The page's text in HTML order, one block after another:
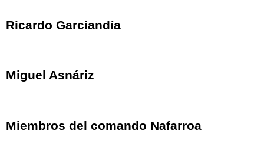
Ricardo Garciandía
Miguel Asnáriz
Miembros del comando Nafarroa